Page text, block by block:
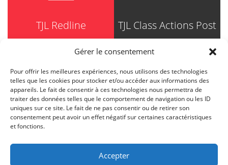
Gérer le consentement
Pour offrir les meilleures expériences, nous utilisons des technologies
telles que les cookies pour stocker et/ou accéder aux informations des
appareils. Le fait de consentir à ces technologies nous permettra de
traiter des données telles que le comportement de navigation ou les ID
uniques sur ce site. Le fait de ne pas consentir ou de retirer son
consentement peut avoir un effet négatif sur certaines caractéristiques
et fonctions.
Accepter
TJL Redline TJL Class Actions Post
TRUDEL JOHNSTON & LESPÉRANCE
Avocats / Barristers & Solicitors
750, Côte de la Place d'Armes, Suite 90
Montréal (Quebec) H2Y 2X8
T514 871-8385
1-844-588-8385
info@tjl.quebec